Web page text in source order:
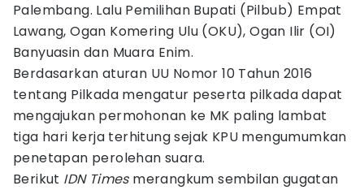
Palembang. Lalu Pemilihan Bupati (Pilbub) Empat
Lawang, Ogan Komering Ulu (OKU), Ogan Ilir (OI)
Banyuasin dan Muara Enim.
Berdasarkan aturan UU Nomor 10 Tahun 2016
tentang Pilkada mengatur peserta pilkada dapat
mengajukan permohonan ke MK paling lambat
tiga hari kerja terhitung sejak KPU mengumumkan
penetapan perolehan suara.
Berikut IDN Timesmerangkum sembilan gugatan